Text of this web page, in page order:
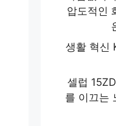
압도적인
생활 혁신
셀럽
를 이끄는